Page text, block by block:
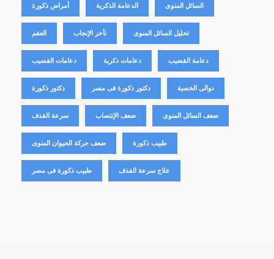
أمراض ذكورة الدعامة الذكرية السائل المنوى
العقم تأخر الإنجاب تحليل السائل المنوى
دعامات القضيب دعامات ذكرية دعامة القضيب
دكتور ذكورة دكتور ذكورة فى مصر دوالى الخصية
سرعة القذف ضعف الإنتصاب ضعف السائل المنوى
ضعف حركة الحيوان المنوى طبيب ذكورة
طبيب ذكورة فى مصر علاج سرعة القذف